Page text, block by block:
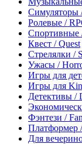
Симуляторы
Ролевые /
Спортивные
Квест / Quest
Стрелялки /
Ужасы /
Игры для
Игры для
Детективы /
Фэнтези /
Платформер
Для